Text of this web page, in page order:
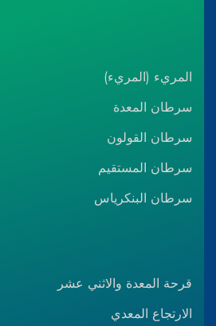
المريء (المريء)
سرطان المعدة
سرطان القولون
سرطان المستقيم
سرطان البنكرياس
قرحة المعدة والاثني عشر
الارتجاع المعدي